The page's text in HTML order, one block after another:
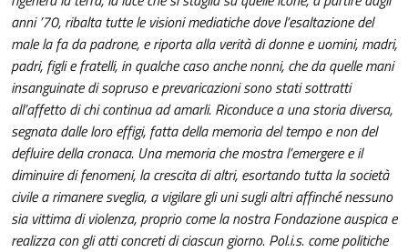
anni ’70, ribalta tutte le visioni mediatiche dove l’esaltazione del
male la fa da padrone, e riporta alla verità di donne e uomini, madri,
padri, figli e fratelli, in qualche caso anche nonni, che da quelle mani
insanguinate di sopruso e prevaricazioni sono stati sottratti
all’affetto di chi continua ad amarli. Riconduce a una storia diversa,
segnata dalle loro effigi, fatta della memoria del tempo e non del
defluire della cronaca. Una memoria che mostra l’emergere e il
diminuire di fenomeni, la crescita di altri, esortando tutta la società
civile a rimanere sveglia, a vigilare gli uni sugli altri affinché nessuno
sia vittima di violenza, proprio come la nostra Fondazione auspica e
realizza con gli atti concreti di ciascun giorno. Pol.i.s. come politiche